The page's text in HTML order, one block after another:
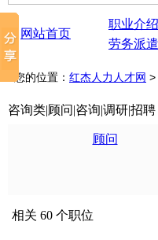
网站首页
职业介
劳务派
您的位置： 红杰人力人才网 >
咨询类|顾问|咨询|调研|招聘
顾问
相关 60 个职位